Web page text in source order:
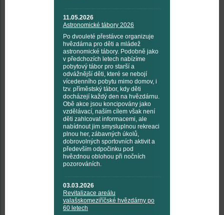
11.05.2026
Astronomické tábory 2026
Po dvouleté přestávce organizuje
hvězdárna pro děti a mládež
astronomické tábory. Podobně jako
v předchozích letech nabízíme
pobytový tábor pro starší a
odvážnější děti, které se nebojí
vícedenního pobytu mimo domov, i
tzv. příměstský tábor, kdy děti
docházejí každý den na hvězdárnu.
Obě akce jsou koncipovány jako
vzdělávací, naším cílem však není
děti zahlcovat informacemi, ale
nabídnout jim smysluplnou rekreaci
plnou her, zábavných úkolů,
dobrovolných sportovních aktivit a
především odpočinku pod
hvězdnou oblohou při nočních
pozorováních.
03.03.2026
Revitalizace areálu
valašskomeziříčské hvězdárny po
60 letech